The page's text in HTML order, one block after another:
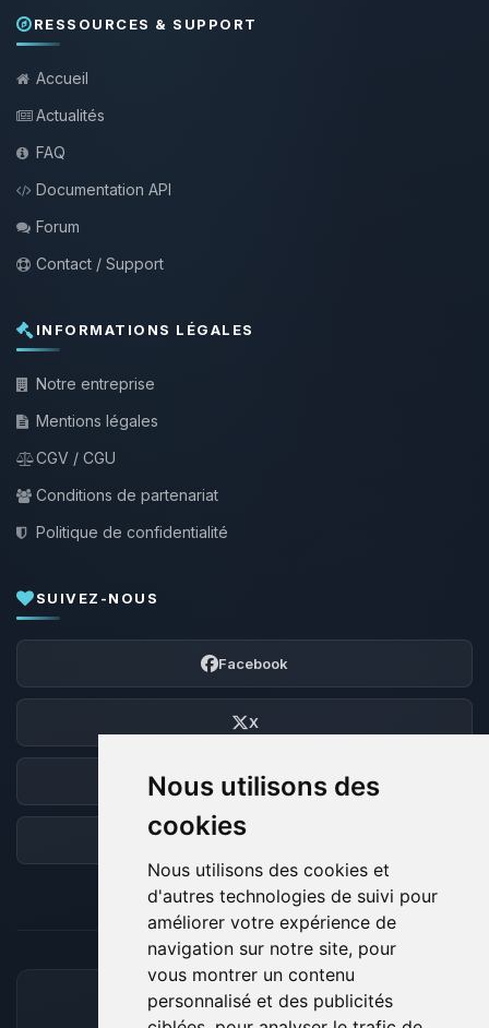
Nous utilisons des
cookies
Nous utilisons des cookies et
d'autres technologies de suivi pour
améliorer votre expérience de
navigation sur notre site, pour
vous montrer un contenu
personnalisé et des publicités
RESSOURCES & SUPPORT
Accueil
Actualités
FAQ
Documentation API
Forum
Contact / Support
INFORMATIONS LÉGALES
Notre entreprise
Mentions légales
CGV / CGU
Conditions de partenariat
Politique de confidentialité
SUIVEZ-NOUS
Facebook
X
Discord
Forum
MOYENS DE PAIEMENT ACCEPTÉS